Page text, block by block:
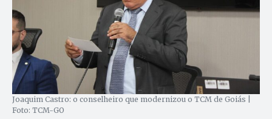
Joaquim Castro: o conselheiro que modernizou o TCM de Goiás |
Foto: TCM-GO